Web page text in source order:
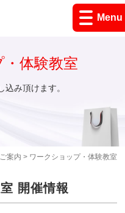
Menu
案内 > ワークショップ・体験教室
体験教室
み頂けます。
開催情報